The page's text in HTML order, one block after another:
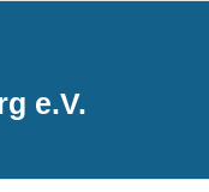
e.V.